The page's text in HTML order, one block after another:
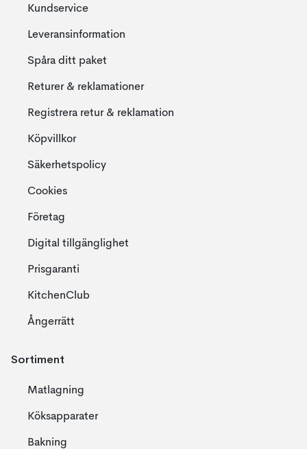
Kundservice
Leveransinformation
Spåra ditt paket
Returer & reklamationer
Registrera retur & reklamation
Köpvillkor
Säkerhetspolicy
Cookies
Företag
Digital tillgänglighet
Prisgaranti
KitchenClub
Ångerrätt
Sortiment
Matlagning
Köksapparater
Bakning